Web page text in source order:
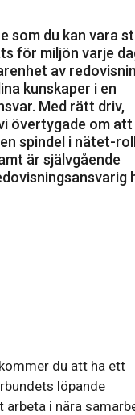
som du kan vara
för miljön varje
av
kunskaper i en
Med rätt driv,
övertygade om att
spindel i nätet-
är självgående
du att ha ett
löpande
arbeta i nära